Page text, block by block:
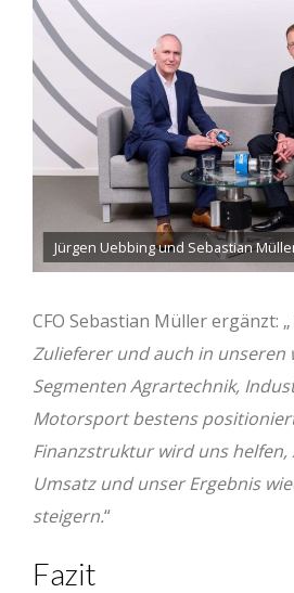
Jürgen Uebbing und Sebastian
CFO Sebastian Müller ergänzt: „
Zulieferer und auch in unseren
Segmenten Agrartechnik,
Motorsport bestens
Finanzstruktur wird uns
Umsatz und unser Ergebnis
steigern.“
Fazit